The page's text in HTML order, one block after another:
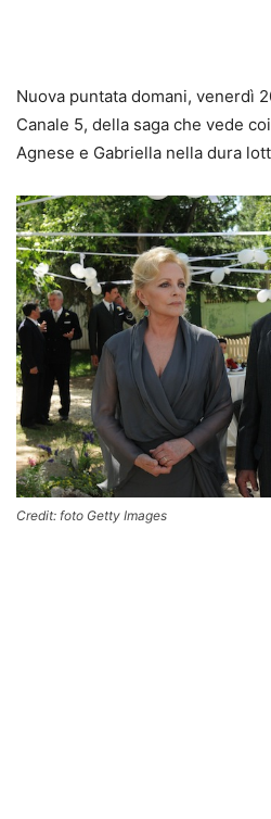
Nuova puntata domani, venerdì
Canale 5, della saga che vede
Agnese e Gabriella nella dura
Credit: foto Getty Images